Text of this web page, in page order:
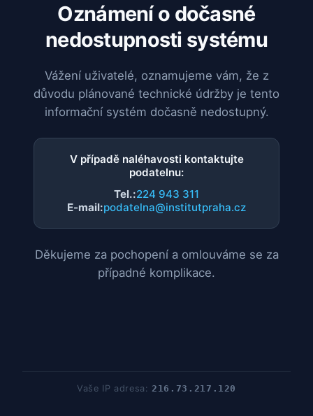
Oznámení o dočasné
nedostupnosti systému
Vážení uživatelé, oznamujeme vám, že z
důvodu plánované technické údržby je tento
informační systém dočasně nedostupný.
V případě naléhavosti kontaktujte
podatelnu:
Tel.:224 943 311
E-mail:podatelna@institutpraha.cz
Děkujeme za pochopení a omlouváme se za
případné komplikace.
Vaše IP adresa:216.73.217.120